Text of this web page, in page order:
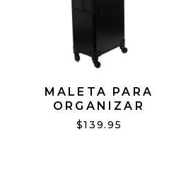
MALETA PARA
ORGANIZAR
MAQUILLAJE O
PRODUCTOS NEGRA
$139.95